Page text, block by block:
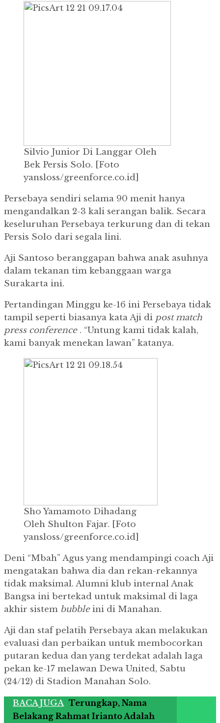
Silvio Junior Di Langgar Oleh
Bek Persis Solo.
[Foto
yansloss/greenforce.co.id]
Persebaya sendiri selama 90 menit hanya
mengandalkan 2-3 kali serangan balik. Secara
keseluruhan Persebaya terkurung dan di tekan
Persis Solo dari segala lini.
Aji Santoso beranggapan bahwa anak asuhnya
dalam tekanan tim kebanggaan warga
Surakarta ini.
Pertandingan Minggu ke-16 ini Persebaya tidak
tampil seperti biasanya kata Aji di postmatch
press conference. “Untung kami tidak kalah,
kami banyak menekan lawan” katanya.
Sho Yamamoto Dihadang
Oleh Shulton Fajar.
[Foto
yansloss/greenforce.co.id]
Deni “Mbah” Agus yang mendampingi coach Aji
mengatakan bahwa dia dan rekan-rekannya
tidak maksimal. Alumni klub internal Anak
Bangsa ini bertekad untuk maksimal di laga
akhir sistem bubbleini di Manahan.
Aji dan staf pelatih Persebaya akan melakukan
evaluasi dan perbaikan untuk membocorkan
putaran kedua dan yang terdekat adalah laga
pekan ke-17 melawan Dewa United, Sabtu
(24/12) di Stadion Manahan Solo.
BACA JUGA Terungkap, Nama
Belakang Rahmat Irianto Adalah